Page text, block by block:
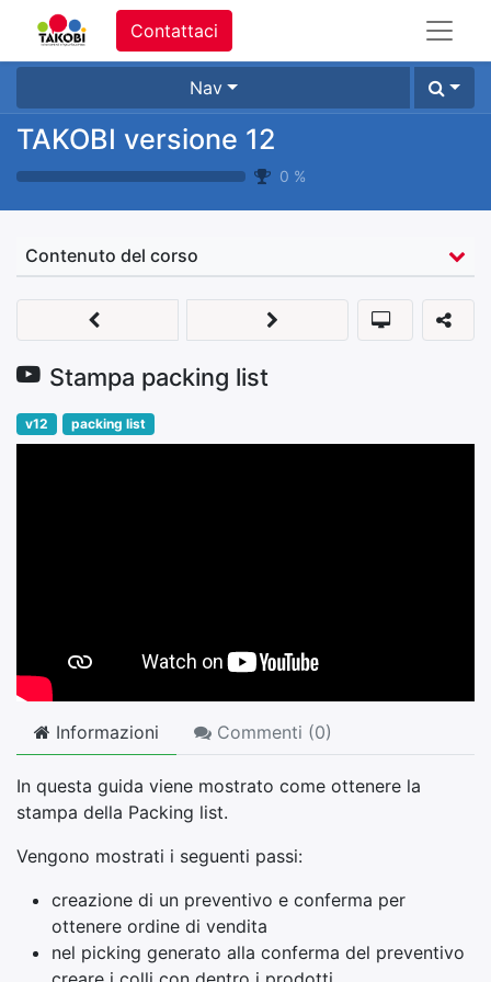
Contattaci
Nav
TAKOBI versione 12
0 %
Contenuto del corso
Stampa packing list
v12 packing list
Informazioni Commenti (0)
In questa guida viene mostrato come ottenere la
stampa della Packing list.
Vengono mostrati i seguenti passi:
creazione di un preventivo e conferma per
ottenere ordine di vendita
nel picking generato alla conferma del preventivo